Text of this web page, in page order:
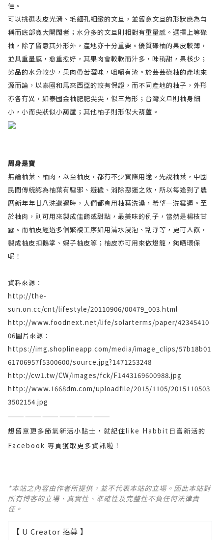
佳。
可以挑選表皮光滑、毛細孔細緻的文旦，並留意文旦的形狀應為勻
稱而底部寬大開闊者；水分多的文旦則相對有重量感。選擇上等碌
柚，除了留意其外形外，產地亦十分重要。優質碌柚的果皮較薄，
並具重量感，愈重愈好，其果肉會較軟而汁多，味稍甜，果核少；
劣品的水分較少，果肉帶苦澀味，咀嚼有渣。於芸芸碌柚的產地來
源而論，以泰國和馬來西亞的較有保證，而不同產地的柚子，外形
亦各有異，如泰國金柚肥肥尖尖，似三角形；台灣文旦則柚身細
小，小而尖狀似小葫蘆；其他柚子則形似大葫蘆。
周身是寶
無論柚葉、柚肉，以至柚皮，都有不少實際用途。先說柚葉，中國
民間傳統認為柚葉有驅邪、避穢、消除惡運之效，所以每逢到了農
曆新年年廿八洗邋遢時，人們都會用柚葉洗澡，希望一洗霉運。至
於柚肉，則可用來製成佳餚或甜點，最美味的例子，當然是楊枝甘
露。而柚皮經過多個繁複工序如用清水浸泡、刮淨等，更可入饌，
製成柚皮扣鵝掌、蝦子柚皮等；柚皮亦可用來做燈籠，夠晒環保
呢！
資料來源：
http://the-
sun.on.cc/cnt/lifestyle/20110906/00479_003.html
http://www.foodnext.net/life/solarterms/paper/42345410
06圖片來源：
https://img.shoplineapp.com/media/image_clips/57b18b01
61706957f5300600/source.jpg?1471253248
http://cw1.tw/CW/images/fck/F1443169600988.jpg
http://www.1668dm.com/uploadfile/2015/1105/2015110503
3502154.jpg
——————————————————
想留意更多節氣新活小貼士，就記住like Habbit日嘗新活的
Facebook 專頁獲取更多資訊啦！
*本站之內容由作者所提供，並不代表本站的立場。因此本站對
所有博客的立場、真實性、準確性及完整性不負任何法律責
任。
【 U Creator 招募 】